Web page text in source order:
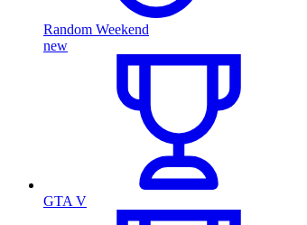
Random Weekend
new
GTA V